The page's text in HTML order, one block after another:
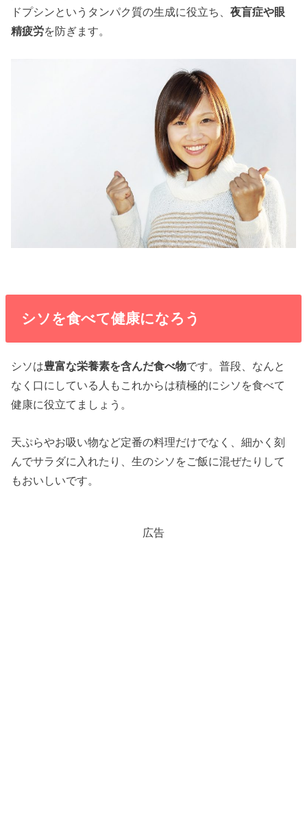
ドプシンというタンパク質の生成に役立ち、夜盲症や眼
精疲労を防ぎます。
シソを食べて健康になろう
シソは豊富な栄養素を含んだ食べ物です。普段、なんと
なく口にしている人もこれからは積極的にシソを食べて
健康に役立てましょう。
天ぷらやお吸い物など定番の料理だけでなく、細かく刻
んでサラダに入れたり、生のシソをご飯に混ぜたりして
もおいしいです。
広告